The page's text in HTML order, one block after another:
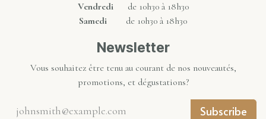
Vendredide 10h30 à 18h30
Samedi de 10h30 à 18h30
Newsletter
Vous souhaitez être tenu au courant de nos nouveautés,
promotions, et dégustations?
Subscribe